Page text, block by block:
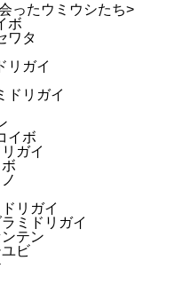
ったウミウシたち>
ボ
ワタ
リガイ
ドリガイ
イボ
ガイ
リガイ
ミドリガイ
テン
ビ